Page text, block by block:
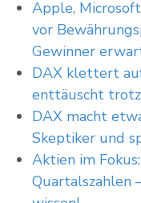
Apple,
vor
Gewinner
DAX klettert
enttäuscht
DAX macht
Skeptiker und
Aktien im
Quartalszahlen